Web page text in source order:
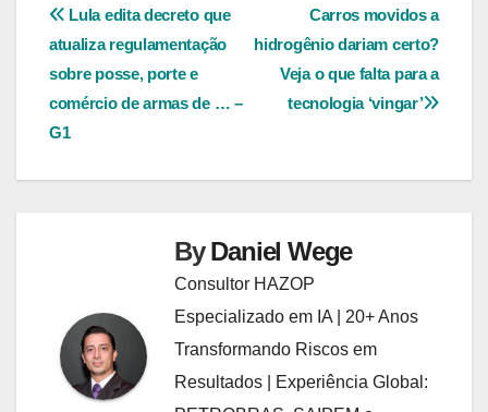
Navegação
de
Post
Carros movidos a
hidrogênio dariam certo?
Veja o que falta para a
tecnologia ‘vingar’
Lula edita decreto que
atualiza regulamentação
sobre posse, porte e
comércio de armas de … –
G1
ByDaniel Wege
Consultor HAZOP
Especializado em IA | 20+ Anos
Transformando Riscos em
Resultados | Experiência Global: